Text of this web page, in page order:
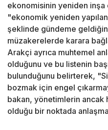
ekonomisinin yeniden inşa
"ekonomik yeniden
şeklinde gündeme
müzakerelerde karara
Arakçi ayrıca muhtemel
olduğunu ve bu listenin
bulunduğunu belirterek,
bozmak için engel
bakan, yönetimlerin ancak
olduğu bir noktada anlaşma